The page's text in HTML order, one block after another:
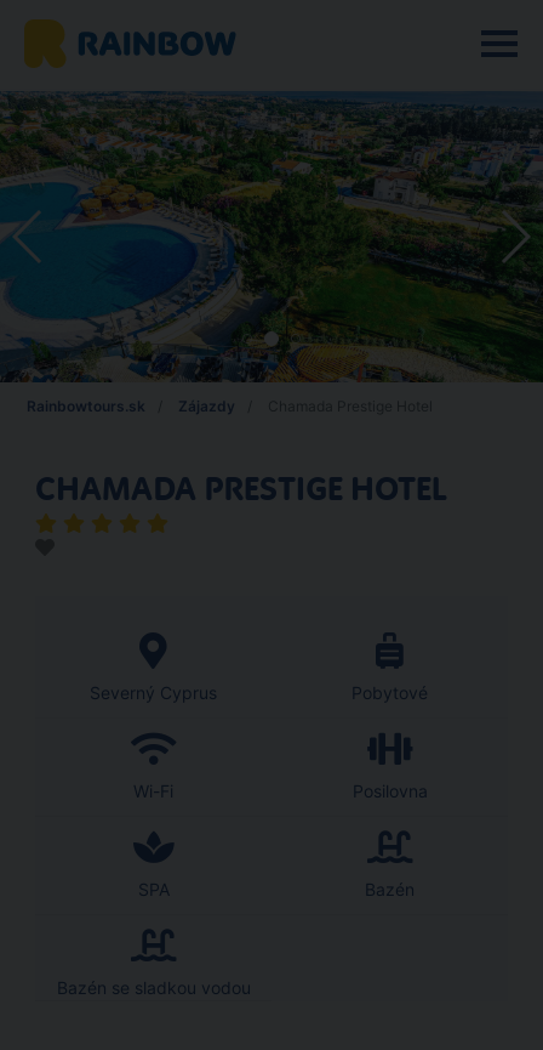
Rainbowtours.sk Zájazdy
CHAMADA PRESTIGE HOTEL
Severný Cyprus Pobytové
Wi-Fi Posilovna
SPA Bazén
Bazén se sladkou vodou